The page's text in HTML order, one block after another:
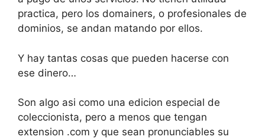
practica, pero los domainers, o profesionales de
dominios, se andan matando por ellos.
Y hay tantas cosas que pueden hacerse con
ese dinero…
Son algo asi como una edicion especial de
coleccionista, pero a menos que tengan
extension .com y que sean pronunciables su